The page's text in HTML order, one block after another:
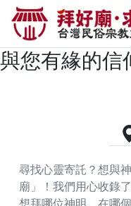
新竹縣芎林
公的好廟資
與您有緣的信
尋找心靈寄託？想與
廟」！我們用心收錄